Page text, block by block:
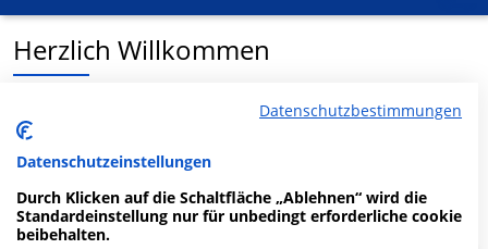
Herzlich Willkommen
Zahnkultur MVZ GmbH C7 MVZ in der Christophstr. 7 ist
ein medizinisches Versorgungszentrum in Köln.
Mehr Informationen
Datenschutzbestimmungen
Datenschutzeinstellungen
Durch Klicken auf die Schaltfläche „Ablehnen“ wird die
Standardeinstellung nur für unbedingt erforderliche cookie
beibehalten.